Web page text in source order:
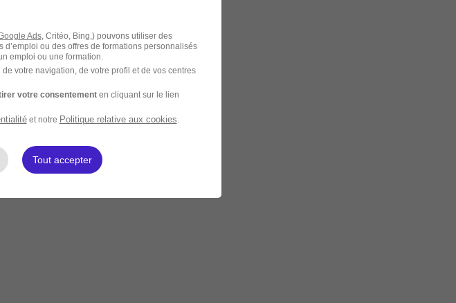
Ads, Critéo, Bing,) pouvons utiliser des
ou des offres de formations personnalisés
emploi ou une formation.
votre navigation, de votre profil et de vos centres
votre consentementen cliquant sur le lien
et notre Politique relative aux cookies
Tout accepter